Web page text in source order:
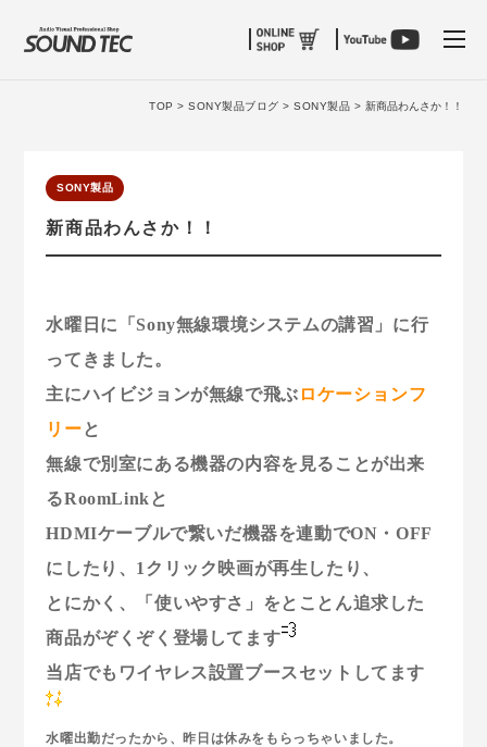
TOP >SONY製品ブログ >SONY製品 > 新商品わんさか！！
SONY製品
新商品わんさか！！
水曜日に「Sony無線環境システムの講習」に行
ってきました。
主にハイビジョンが無線で飛ぶ ロケーションフ
リーと
無線で別室にある機器の内容を見ることが出来
るRoomLinkと
HDMIケーブルで繋いだ機器を連動でON・OFF
にしたり、1クリック映画が再生したり、
とにかく、「使いやすさ」をとことん追求した
商品がぞくぞく登場してます
当店でもワイヤレス設置ブースセットしてます
水曜出勤だったから、昨日は休みをもらっちゃいました。